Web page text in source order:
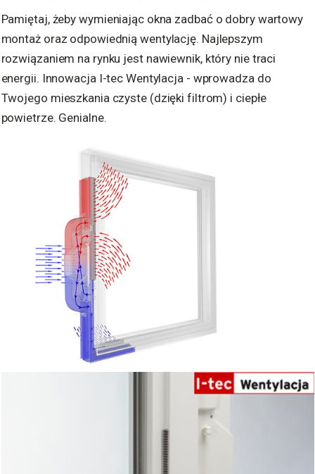
Pamiętaj, żeby wymieniając okna zadbać o dobry wartowy
montaż oraz odpowiednią wentylację. Najlepszym
rozwiązaniem na rynku jest nawiewnik, który nie traci
energii. Innowacja I-tec Wentylacja - wprowadza do
Twojego mieszkania czyste (dzięki filtrom) i ciepłe
powietrze. Genialne.